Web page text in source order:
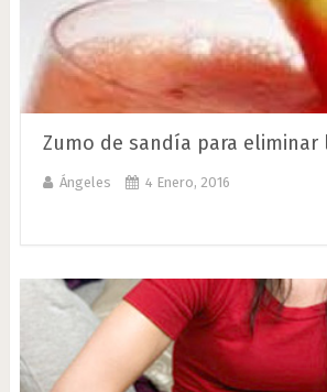
Zumo de sandía para eliminar
Ángeles 4 Enero, 2016